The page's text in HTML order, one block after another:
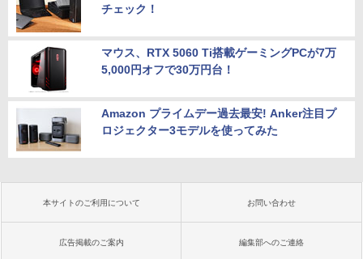
チェック！
マウス、RTX 5060 Ti搭載ゲーミングPCが7万
5,000円オフで30万円台！
Amazon プライムデー過去最安! Anker注目プ
ロジェクター3モデルを使ってみた
本サイトのご利用について お問い合わせ
広告掲載のご案内 編集部へのご連絡